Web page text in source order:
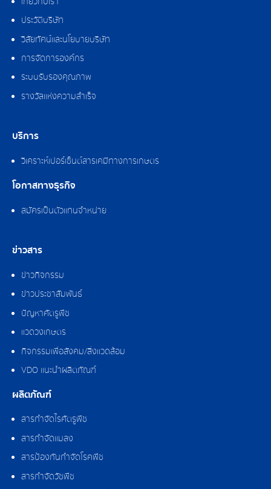
ประวัติบริษัท
วิสัยทัศน์และนโยบายบริษัท
การจัดการองค์กร
ระบบรับรองคุณภาพ
รางวัลแห่งความสำเร็จ
บริการ
วิเคราะห์เปอร์เซ็นต์สารเคมีทางการเกษตร
โอกาสทางธุรกิจ
สมัครเป็นตัวแทนจำหน่าย
ข่าวสาร
ข่าวกิจกรรม
ข่าวประชาสัมพันธ์
ปัญหาศัตรูพืช
แวดวงเกษตร
กิจกรรมเพื่อสังคม/สิ่งแวดล้อม
VDO แนะนำผลิตภัณฑ์
ผลิตภัณฑ์
สารกำจัดไรศัตรูพืช
สารกำจัดแมลง
สารป้องกันกำจัดโรคพืช
สารกำจัดวัชพืช